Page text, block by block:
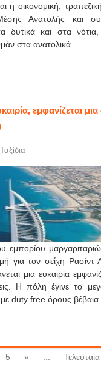
η οικονομική,
Ανατολής και
δυτικά και στα
στα ανατολικά .
εμφανίζεται
Ταξίδια
εμπορίου
για τον σεΐχη
μια ευκαιρία
Η πόλη έγινε το
duty free όρους βέβαια.
5 »